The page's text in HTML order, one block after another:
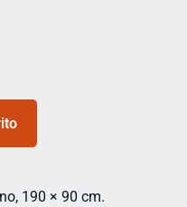
190 × 90 cm.